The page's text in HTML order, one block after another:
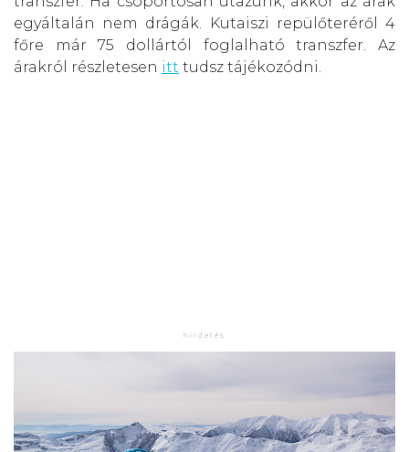
egyáltalán nem drágák. Kutaiszi repülőteréről 4
főre már 75 dollártól foglalható transzfer. Az
árakról részletesen itt tudsz tájékozódni.